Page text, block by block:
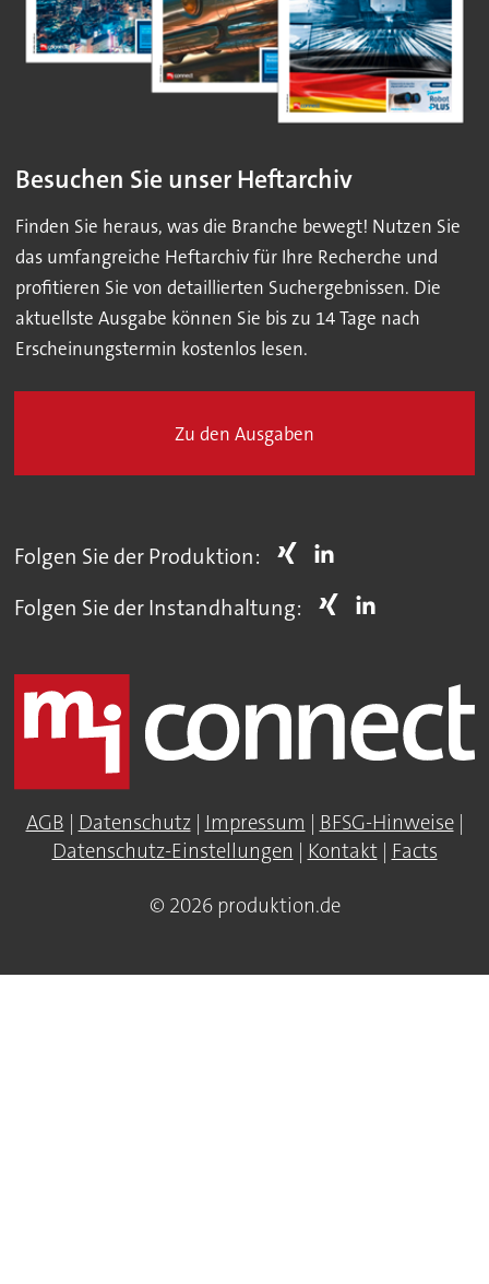
Besuchen Sie unser Heftarchiv
Finden Sie heraus, was die Branche bewegt! Nutzen Sie
das umfangreiche Heftarchiv für Ihre Recherche und
profitieren Sie von detaillierten Suchergebnissen. Die
aktuellste Ausgabe können Sie bis zu 14 Tage nach
Erscheinungstermin kostenlos lesen.
Zu den Ausgaben
Folgen Sie der Produktion:
Folgen Sie der Instandhaltung:
AGB | Datenschutz| Impressum | BFSG-Hinweise|
Datenschutz-Einstellungen | Kontakt| Facts
© 2026 produktion.de